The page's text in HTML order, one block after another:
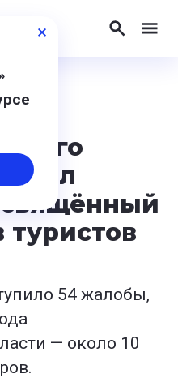
54 жалобы,
— около 10